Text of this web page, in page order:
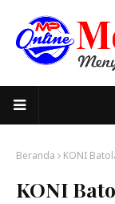
Beranda KONI
KONI